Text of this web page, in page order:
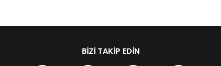
BIZI TAKIP EDIN